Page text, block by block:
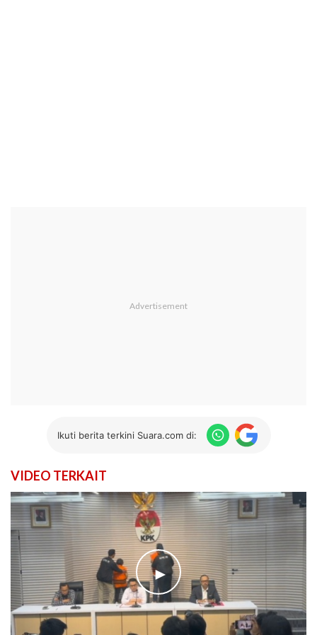
Ikuti berita terkini Suara.com di:
VIDEO TERKAIT
►